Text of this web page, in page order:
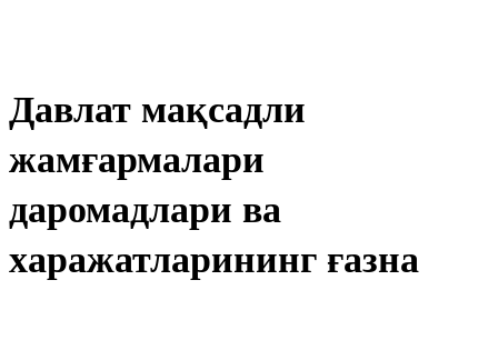
Давлат мақсадли
жамғармалари
даромадлари ва
харажатларининг ғазна